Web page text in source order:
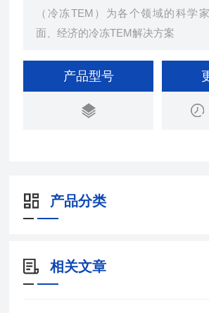
（冷冻TEM）为各个领域的科学
面、经济的冷冻TEM解决方案
产品型号
产品分类
相关文章